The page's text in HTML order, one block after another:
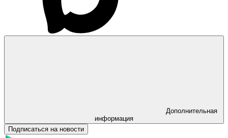
Дополнительная
информация
Подписаться на новости